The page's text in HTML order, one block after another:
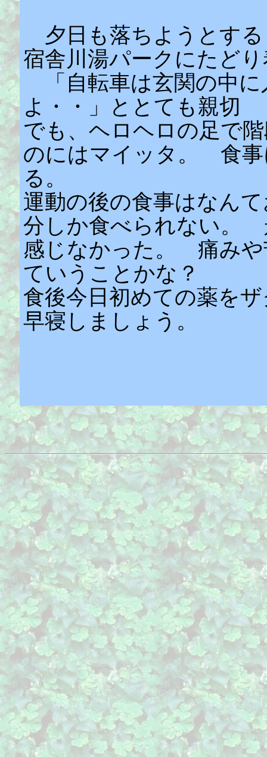
夕日も落ちようとす
宿舎川湯パークにたど
「自転車は玄関の中
よ・・」ととても親切
でも、ヘロヘロの足で
のにはマイッタ。 食事
る。
運動の後の食事はなん
分しか食べられない。
感じなかった。 痛みや
ていうことかな？
食後今日初めての薬を
早寝しましょう。